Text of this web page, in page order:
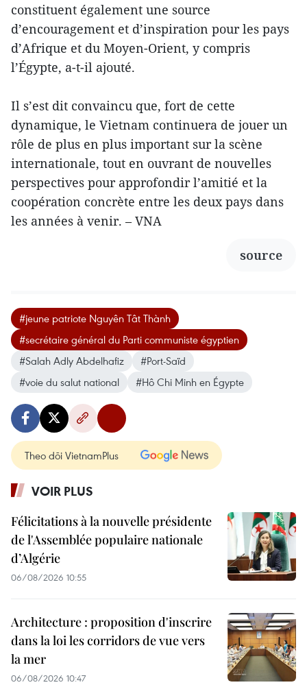
constituent également une source
d’encouragement et d’inspiration pour les pays
d’Afrique et du Moyen-Orient, y compris
l’Égypte, a-t-il ajouté.
Il s’est dit convaincu que, fort de cette
dynamique, le Vietnam continuera de jouer un
rôle de plus en plus important sur la scène
internationale, tout en ouvrant de nouvelles
perspectives pour approfondir l’amitié et la
coopération concrète entre les deux pays dans
les années à venir. – VNA
source
#jeune patriote Nguyên Tât Thành
#secrétaire général du Parti communiste égyptien
#Salah Adly Abdelhafiz
#Port-Saïd
#voie du salut national
#Hô Chi Minh en Égypte
Theo dõi VietnamPlus
VOIR PLUS
Félicitations à la nouvelle présidente
de l'Assemblée populaire nationale
d’Algérie
06/08/2026 10:55
Architecture : proposition d'inscrire
dans la loi les corridors de vue vers
la mer
06/08/2026 10:47